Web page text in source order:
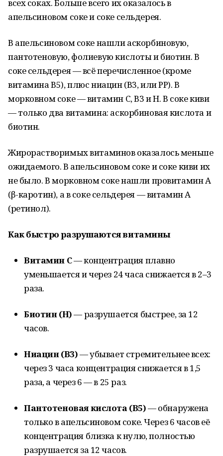
всех соках. Больше всего их оказалось в
апельсиновом соке и соке сельдерея.
В апельсиновом соке нашли аскорбиновую,
пантотеновую, фолиевую кислоты и биотин. В
соке сельдерея — всё перечисленное (кроме
витамина В5), плюс ниацин (В3, или РР). В
морковном соке — витамин С, В3 и Н. В соке киви
— только два витамина: аскорбиновая кислота и
биотин.
Жирорастворимых витаминов оказалось меньше
ожидаемого. В апельсиновом соке и соке киви их
не было. В морковном соке нашли провитамин А
(β-каротин), а в соке сельдерея — витамин А
(ретинол).
Как быстро разрушаются витамины
Витамин С— концентрация плавно
уменьшается и через 24 часа снижается в 2–3
раза.
Биотин (Н)— разрушается быстрее, за 12
часов.
Ниацин (В3)— убывает стремительнее всех:
через 3 часа концентрация снижается в 1,5
раза, а через 6 — в 25 раз.
Пантотеновая кислота (В5)— обнаружена
только в апельсиновом соке. Через 6 часов её
концентрация близка к нулю, полностью
разрушается за 12 часов.